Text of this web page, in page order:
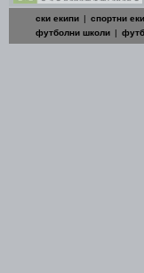
ски екипи | спортни
футболни школи |